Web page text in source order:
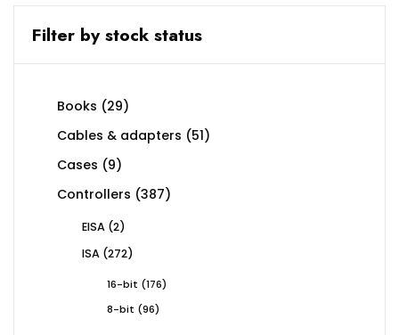
Filter by stock status
Books 2929
Cables & adapters 5151
Cases 99
Controllers 387387
EISA 22
ISA 272272
16-bit 176176
8-bit
9696